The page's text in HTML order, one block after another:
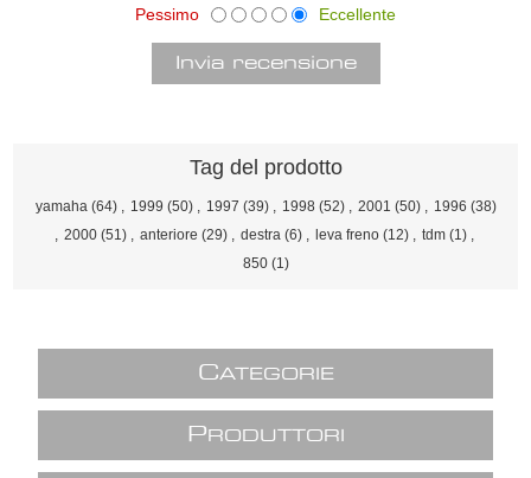
Pessimo
Eccellente
Tag del prodotto
yamaha (64) , 1999 (50) , 1997 (39) , 1998 (52) , 2001 (50) , 1996 (38)
, 2000 (51) , anteriore (29) , destra (6) , leva freno (12) , tdm (1) ,
850 (1)
CATEGORIE
P RODUTTORI